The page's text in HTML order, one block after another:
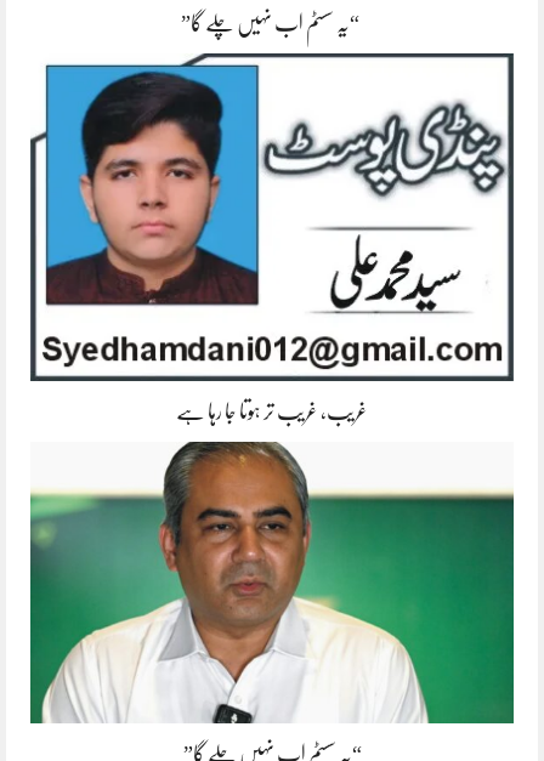
“یہ سسٹم اب نہیں چلے گا”
غریب، غریب تر ہوتا جا رہا ہے
“یہ سسٹم اب نہیں چلے گا”